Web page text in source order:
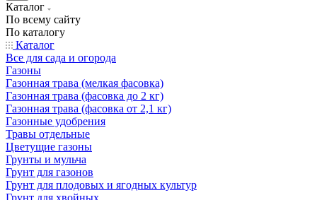
Каталог
По всему сайту
По каталогу
Каталог
Все для сада и огорода
Газоны
Газонная трава (мелкая фасовка)
Газонная трава (фасовка до 2 кг)
Газонная трава (фасовка от 2,1 кг)
Газонные удобрения
Травы отдельные
Цветущие газоны
Грунты и мульча
Грунт для газонов
Грунт для плодовых и ягодных культур
Грунт для хвойных